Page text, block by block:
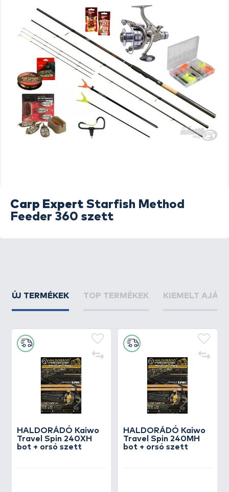
Carp Expert Starfish Method
Feeder 360 szett
ÚJ TERMÉKEK TOP TERMÉKEK KIEMELT
HALDORÁDÓ Kaiwo
Travel Spin 240XH
bot + orsó szett
HALDORÁDÓ Kaiwo
Travel Spin 240MH
bot + orsó szett